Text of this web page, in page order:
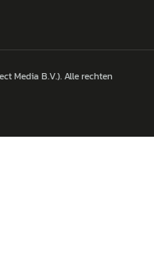
Media B.V.). Alle rechten